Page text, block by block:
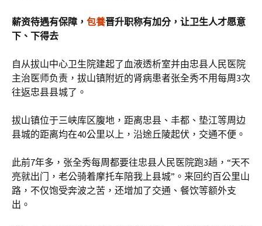
薪资待遇有保障， 包養晋升职称有加分，让卫生人才愿意
下、下得去
自从拔山中心卫生院建起了血液透析室并由忠县人民医院
主治医师负责，拔山镇附近的肾病患者张全秀不用每周3次
往返忠县县城了。
拔山镇位于三峡库区腹地，距离忠县、丰都、垫江等周边
县城的距离均在40公里以上，沿途丘陵起伏，交通不便。
此前7年多，张全秀每周都要往忠县人民医院跑3趟，“天不
亮就出门，老公骑着摩托车陪我上县城”。来回约百公里山
路，不仅饱受奔波之苦，还增加了交通、餐饮等额外支
出。